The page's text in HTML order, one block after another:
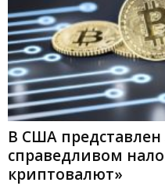
В США представлен
справедливом
криптовалют»